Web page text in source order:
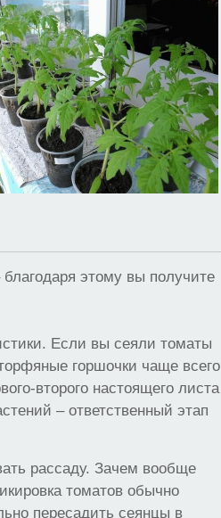
этому вы получите
Если вы сеяли томаты
горшочки чаще всего
второго настоящего листа
– ответственный этап
рассаду. Зачем вообще
томатов обычно
пересадить сеянцы в